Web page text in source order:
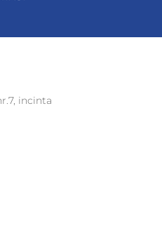
incinta